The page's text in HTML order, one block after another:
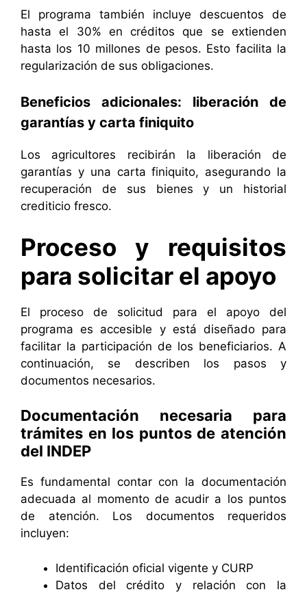
El programa también incluye descuentos de
hasta el 30% en créditos que se extienden
hasta los 10 millones de pesos. Esto facilita la
regularización de sus obligaciones.
Beneficios adicionales: liberación de
garantías y carta finiquito
Los agricultores recibirán la liberación de
garantías y una carta finiquito, asegurando la
recuperación de sus bienes y un historial
crediticio fresco.
Proceso y requisitos
para solicitar el apoyo
El proceso de solicitud para el apoyo del
programa es accesible y está diseñado para
facilitar la participación de los beneficiarios. A
continuación, se describen los pasos y
documentos necesarios.
Documentación necesaria para
trámites en los puntos de atención
del INDEP
Es fundamental contar con la documentación
adecuada al momento de acudir a los puntos
de atención. Los documentos requeridos
incluyen:
Identificación oficial vigente y CURP
Datos del crédito y relación con la